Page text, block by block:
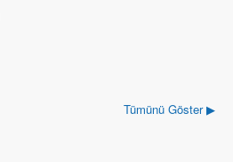
Tümünü Göster ▶